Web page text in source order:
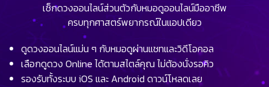
เช็กดวงออนไลน์ส่วนตัวกับหมอดูออนไลน์มืออาชีพ
ครบทุกศาสตร์พยากรณ์ในแอปเดียว
ดูดวงออนไลน์แม่น ๆ กับหมอดูผ่านแชทและวิดีโอคอล
เลือกดูดวง Online ได้ตามสไตล์คุณ ไม่ต้องนั่งรอคิว
รองรับทั้งระบบ iOS และ Android ดาวน์โหลดเลย